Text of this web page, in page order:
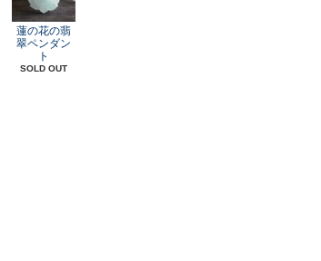
蓮の花の翡
翠ペンダン
ト
SOLD OUT